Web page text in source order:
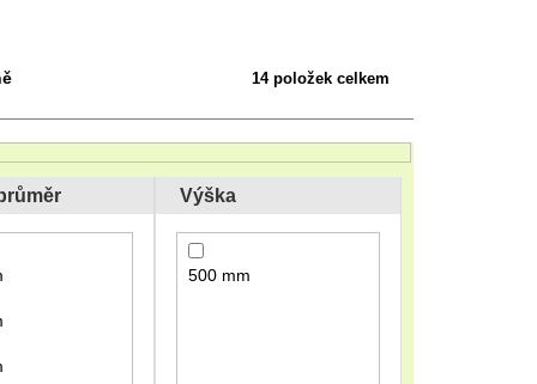
14položek celkem
Výška
500 mm